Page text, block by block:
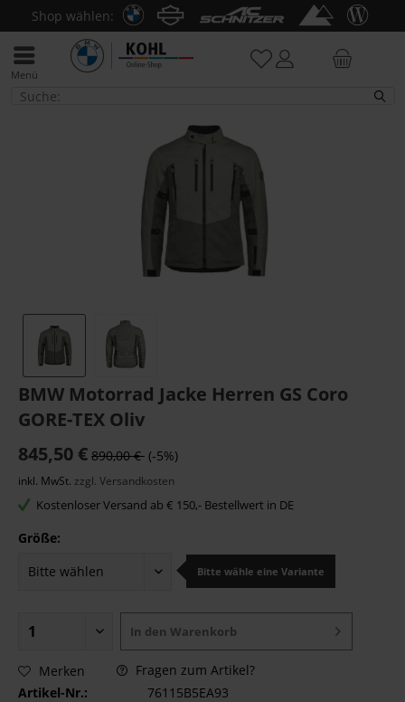
Shop wählen:
Menü
Jacken
BMW Motorrad Jacke Herren GS Coro
GORE-TEX Oliv
845,50 € 890,00 € (-5%)
inkl. MwSt. zzgl. Versandkosten
Kostenloser Versand ab € 150,- Bestellwert in DE
Größe:
Bitte wähle eine Variante
In den Warenkorb
Merken
Fragen zum Artikel?
Artikel-Nr.:
76115B5EA93